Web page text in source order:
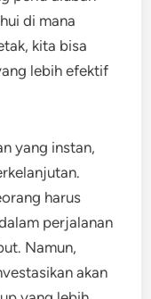
di mana
kita bisa
lebih efektif
yang instan,
harus
perjalanan
Namun,
akan